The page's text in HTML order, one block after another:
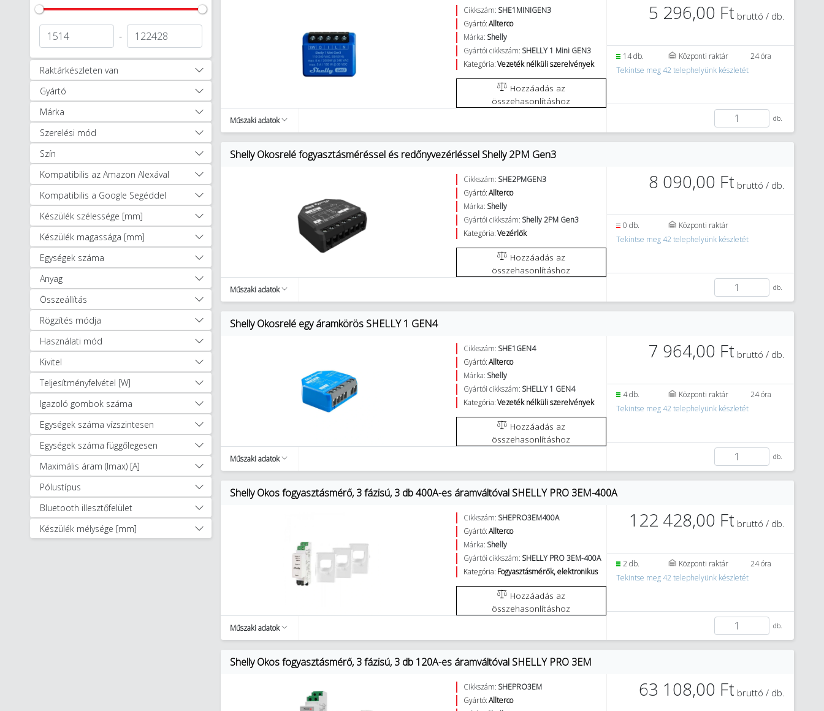
Autóápolási termékek (47)
Munkavédelem, védőruházat (1256)
Okosotthon megoldások (321)
Schneider Wiser (8)
Legrand Netatmo (114)
SmartThings (Samsung portfólió)
(4)
Meross (3)
Mohanet (1)
Okos világítási megoldások (76)
Shelly (67)
Okosotthon csomagok (17)
Szerszámok (11894)
Lakossági világítás (2518)
-
Raktárkészleten van
Gyártó
Márka
Szerelési mód
Szín
Kompatibilis az Amazon Alexával
Kompatibilis a Google Segéddel
Készülék szélessége [mm]
Készülék magassága [mm]
Egységek száma
Anyag
Összeállítás
Rögzítés módja
Használati mód
Kivitel
Teljesítményfelvétel [W]
Igazoló gombok száma
Egységek száma vízszintesen
Egységek száma függőlegesen
Maximális áram (Imax) [A]
Pólustípus
Bluetooth illesztőfelület
Készülék mélysége [mm]
Cikkszám: SHE1MINIGEN3
Gyártó:Allterco
Márka: Shelly
Gyártói cikkszám: SHELLY 1 Mini GEN3
Kategória:Vezeték nélküli szerelvények
összehasonlításhoz
Műszaki adatok
5 296,00 Ft bruttó / db.
14 db. Központi raktár
24 óra
Tekintse meg 42 telephelyünk készletét
db.
Shelly Okosrelé fogyasztásméréssel és redőnyvezérléssel Shelly 2PM Gen3
Cikkszám: SHE2PMGEN3
Gyártó:Allterco
Márka: Shelly
Gyártói cikkszám: Shelly 2PM Gen3
Kategória:Vezérlők
összehasonlításhoz
Műszaki adatok
8 090,00 Ft bruttó / db.
0 db.
Központi raktár
Tekintse meg 42 telephelyünk készletét
db.
Shelly Okosrelé egy áramkörös SHELLY 1 GEN4
Cikkszám: SHE1GEN4
Gyártó:Allterco
Márka: Shelly
Gyártói cikkszám: SHELLY 1 GEN4
Kategória:Vezeték nélküli szerelvények
összehasonlításhoz
Műszaki adatok
7 964,00 Ft bruttó / db.
4 db. Központi raktár
24 óra
Tekintse meg 42 telephelyünk készletét
db.
Shelly Okos fogyasztásmérő, 3 fázisú, 3 db 400A-es áramváltóval SHELLY PRO 3EM-400A
Cikkszám: SHEPRO3EM400A
Gyártó:Allterco
Márka: Shelly
Gyártói cikkszám: SHELLY PRO 3EM-400A
Kategória: Fogyasztásmérők, elektronikus
összehasonlításhoz
Műszaki adatok
122 428,00 Ft bruttó / db.
2 db. Központi raktár
24 óra
Tekintse meg 42 telephelyünk készletét
db.
Shelly Okos fogyasztásmérő, 3 fázisú, 3 db 120A-es áramváltóval SHELLY PRO 3EM
Cikkszám: SHEPRO3EM
Gyártó:Allterco
63 108,00 Ft bruttó / db.